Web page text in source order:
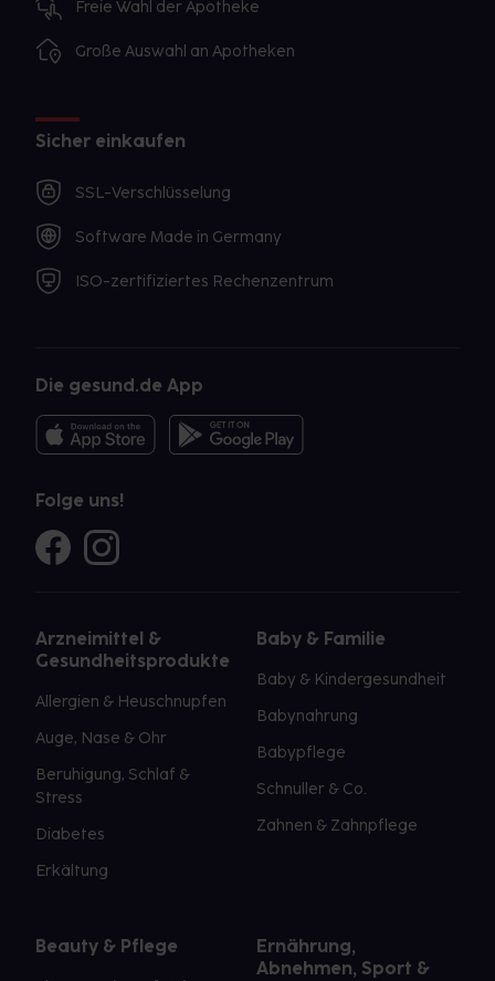
Freie Wahl der Apotheke
Große Auswahl an Apotheken
Sicher einkaufen
SSL-Verschlüsselung
Software Made in Germany
ISO-zertifiziertes Rechenzentrum
Die gesund.de App
Folge uns!
Arzneimittel &
Gesundheitsprodukte
Allergien & Heuschnupfen
Auge, Nase & Ohr
Beruhigung, Schlaf &
Stress
Diabetes
Erkältung
Baby & Familie
Baby & Kindergesundheit
Babynahrung
Babypflege
Schnuller & Co.
Zahnen & Zahnpflege
Beauty & Pflege
Ernährung,
Abnehmen, Sport &